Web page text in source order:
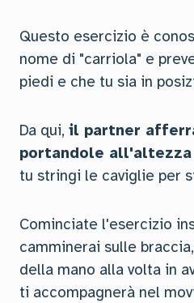
Questo esercizio è
nome di "carriola" e
piedi e che tu sia in
Da qui, il partner
portandole
tu stringi le caviglie per
Cominciate l'esercizio
camminerai sulle
della mano alla volta in
ti accompagnerà nel